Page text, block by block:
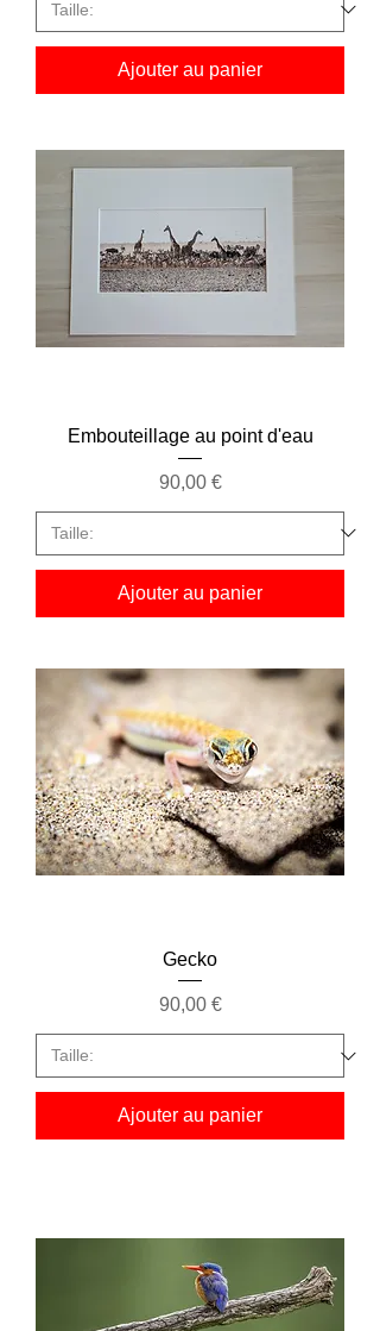
Ajouter au panier
Embouteillage au point d'eau
Prix
90,00 €
Ajouter au panier
Gecko
Prix
90,00 €
Ajouter au panier